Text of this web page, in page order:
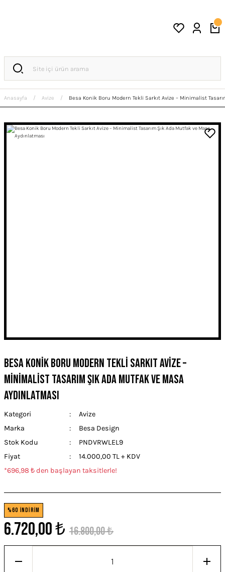
Anasayfa Avize Besa Konik Boru Modern Tekli Sarkıt Avize – Minimalist
Besa Konik Boru Modern Tekli Sarkıt Avize –
Minimalist Tasarım Şık Ada Mutfak ve Masa
Aydınlatması
Kategori
Avize
Marka
Besa Design
Stok Kodu
PNDVRWLEL9
Fiyat
14.000,00 TL + KDV
*696,98 ₺ den başlayan taksitlerle!
%60 İNDİRİM
6.720,00 ₺ 16.800,00 ₺